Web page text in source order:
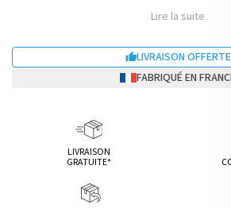
Lire la suite
LIVRAISON OFFERTE
FABRIQUÉ EN
LIVRAISON
GRATUITE*